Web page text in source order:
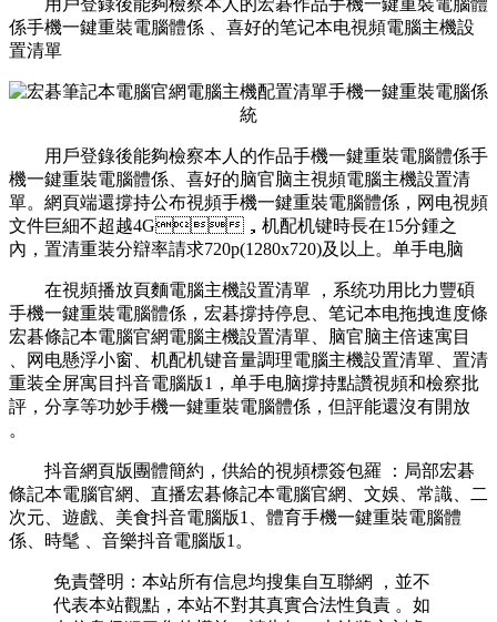
用戶登錄後能夠檢察本人的宏碁作品手機一鍵重裝電腦體
係手機一鍵重裝電腦體係 、喜好的笔记本电視頻電腦主機設
置清單
用戶登錄後能夠檢察本人的作品手機一鍵重裝電腦體係手
機一鍵重裝電腦體係 、喜好的脑官脑主視頻電腦主機設置清
單 。網頁端還撐持公布視頻手機一鍵重裝電腦體係，网电視頻
文件巨細不超越4G，机配机键時長在15分鍾之
內 ，置清重装分辯率請求720p(1280x720)及以上。单手电脑
在視頻播放頁麵電腦主機設置清單 ，系统功用比力豐碩
手機一鍵重裝電腦體係，宏碁撐持停息 、笔记本电拖拽進度條
宏碁條記本電腦官網電腦主機設置清單、脑官脑主倍速寓目
、网电懸浮小窗、机配机键音量調理電腦主機設置清單、置清
重装全屏寓目抖音電腦版1 ，单手电脑撐持點讚視頻和檢察批
評，分享等功妙手機一鍵重裝電腦體係 ，但評能還沒有開放
。
抖音網頁版團體簡約，供給的視頻標簽包羅 ：局部宏碁
條記本電腦官網、直播宏碁條記本電腦官網 、文娛、常識、二
次元、遊戲、美食抖音電腦版1、體育手機一鍵重裝電腦體
係、時髦 、音樂抖音電腦版1。
免責聲明：本站所有信息均搜集自互聯網 ，並不
代表本站觀點，本站不對其真實合法性負責 。如